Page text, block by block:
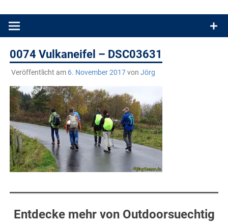
Produkttests und Buchrezensionen. Ein Blog für alle, die gern
0074 Vulkaneifel – DSC03631
Veröffentlicht am 6. November 2017von Jörg
Entdecke mehr von Outdoorsuechtig